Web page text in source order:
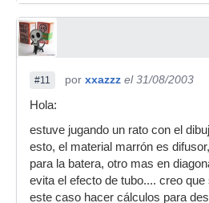
#11 por xxazzz el 31/08/2003
Hola:
estuve jugando un rato con el
esto, el material marrón es
para la batera, otro mas en
evita el efecto de tubo.... creo
este caso hacer cálculos para